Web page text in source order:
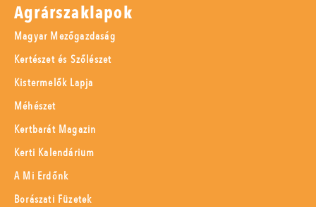
Agrárszaklapok
Magyar Mezőgazdaság
Kertészet és Szőlészet
Kistermelők Lapja
Méhészet
Kertbarát Magazin
Kerti Kalendárium
A Mi Erdőnk
Borászati Füzetek